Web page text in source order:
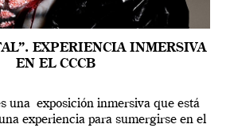
EXPERIENCIA INMERSIVA
EN EL CCCB
una exposición inmersiva que está
experiencia para sumergirse en el